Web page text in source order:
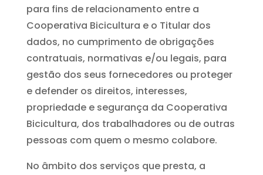
para fins de relacionamento entre a
Cooperativa Bicicultura e o Titular dos
dados, no cumprimento de obrigações
contratuais, normativas e/ou legais, para
gestão dos seus fornecedores ou proteger
e defender os direitos, interesses,
propriedade e segurança da Cooperativa
Bicicultura, dos trabalhadores ou de outras
pessoas com quem o mesmo colabore.
No âmbito dos serviços que presta, a